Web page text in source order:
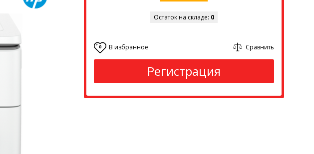
Остаток на складе: 0
0 В избранное Сравнить
Регистрация